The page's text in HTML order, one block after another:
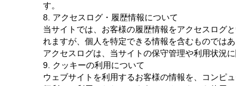
す。
8. アクセスログ・履歴情報について
当サイトでは、お客様の履歴情報をアクセスログ
れますが、個人を特定できる情報を含むものではあ
アクセスログは、当サイトの保守管理や利用状況
9. クッキーの利用について
ウェブサイトを利用するお客様の情報を、コンピ